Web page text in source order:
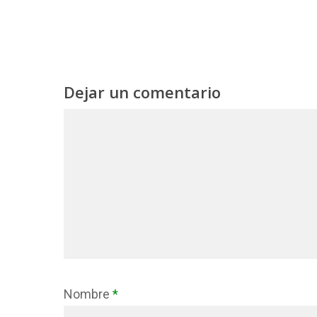
Dejar un comentario
Nombre *